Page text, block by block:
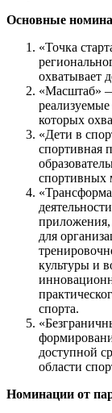
Основные
«Точка
охватывает
«Масштаб»
которых
«Дети в
спортивная
спортивных
для
культуры и
спорта.
доступной
области
Номинации от